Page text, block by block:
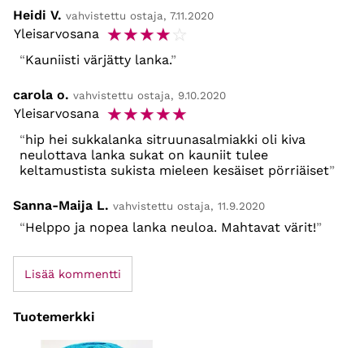
Heidi V. vahvistettu ostaja, 7.11.2020
Yleisarvosana ☆☆☆☆☆
Kauniisti värjätty lanka.
carola o. vahvistettu ostaja, 9.10.2020
Yleisarvosana ☆☆☆☆☆
hip hei sukkalanka sitruunasalmiakki oli kiva
neulottava lanka sukat on kauniit tulee
keltamustista sukista mieleen kesäiset pörriäiset
Sanna-Maija L. vahvistettu ostaja, 11.9.2020
Helppo ja nopea lanka neuloa. Mahtavat värit!
Lisää kommentti
Tuotemerkki